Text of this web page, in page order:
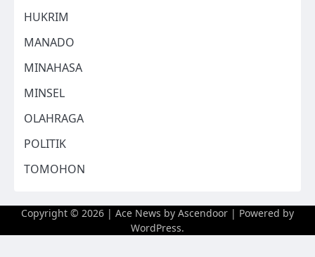
HUKRIM
MANADO
MINAHASA
MINSEL
OLAHRAGA
POLITIK
TOMOHON
Copyright © 2026 | Ace News by Ascendoor | Powered by
WordPress.